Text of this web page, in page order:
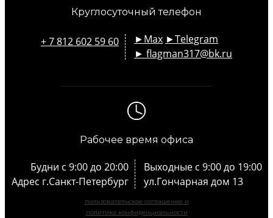
Круглосуточный телефон
+ 7 812 602 59 60 ►Max ►Telegram
► flagman317@bk.ru
Рабочее время офиса
Будни с 9:00 до 20:00
Адрес г.Санкт-Петербург
Выходные с 9:00 до 19:00
ул.Гончарная дом 13
пользовательское соглашение и
политика конфиденциальности